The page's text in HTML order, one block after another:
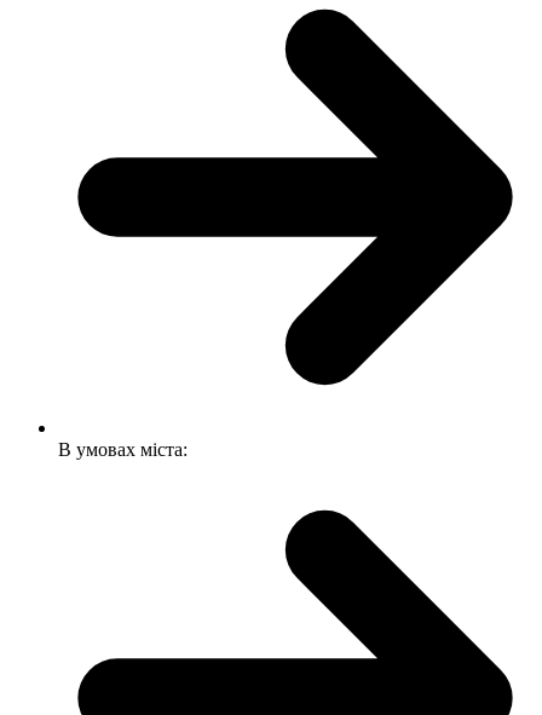
В умовах міста: